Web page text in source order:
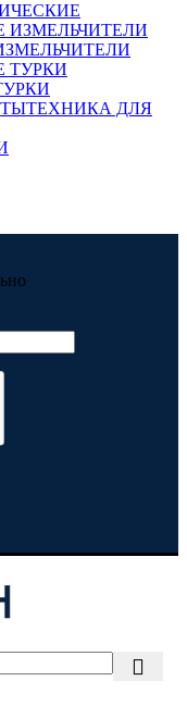
ТЕХНИКА ДЛЯ